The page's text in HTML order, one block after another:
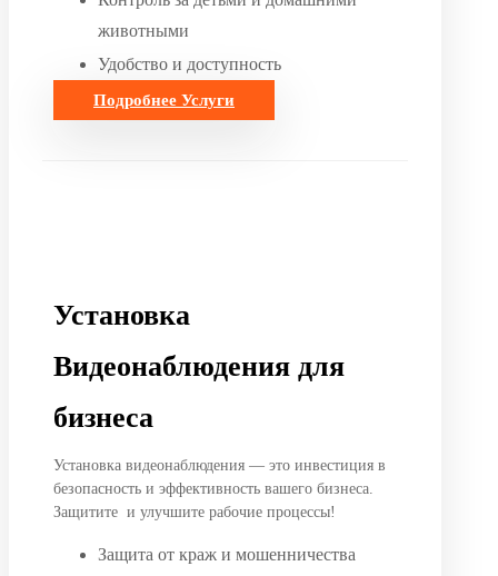
животными
Удобство и доступность
Подробнее Услуги
Установка
Видеонаблюдения для
бизнеса
Установка видеонаблюдения — это инвестиция в
безопасность и эффективность вашего бизнеса.
Защитите и улучшите рабочие процессы!
Защита от краж и мошенничества